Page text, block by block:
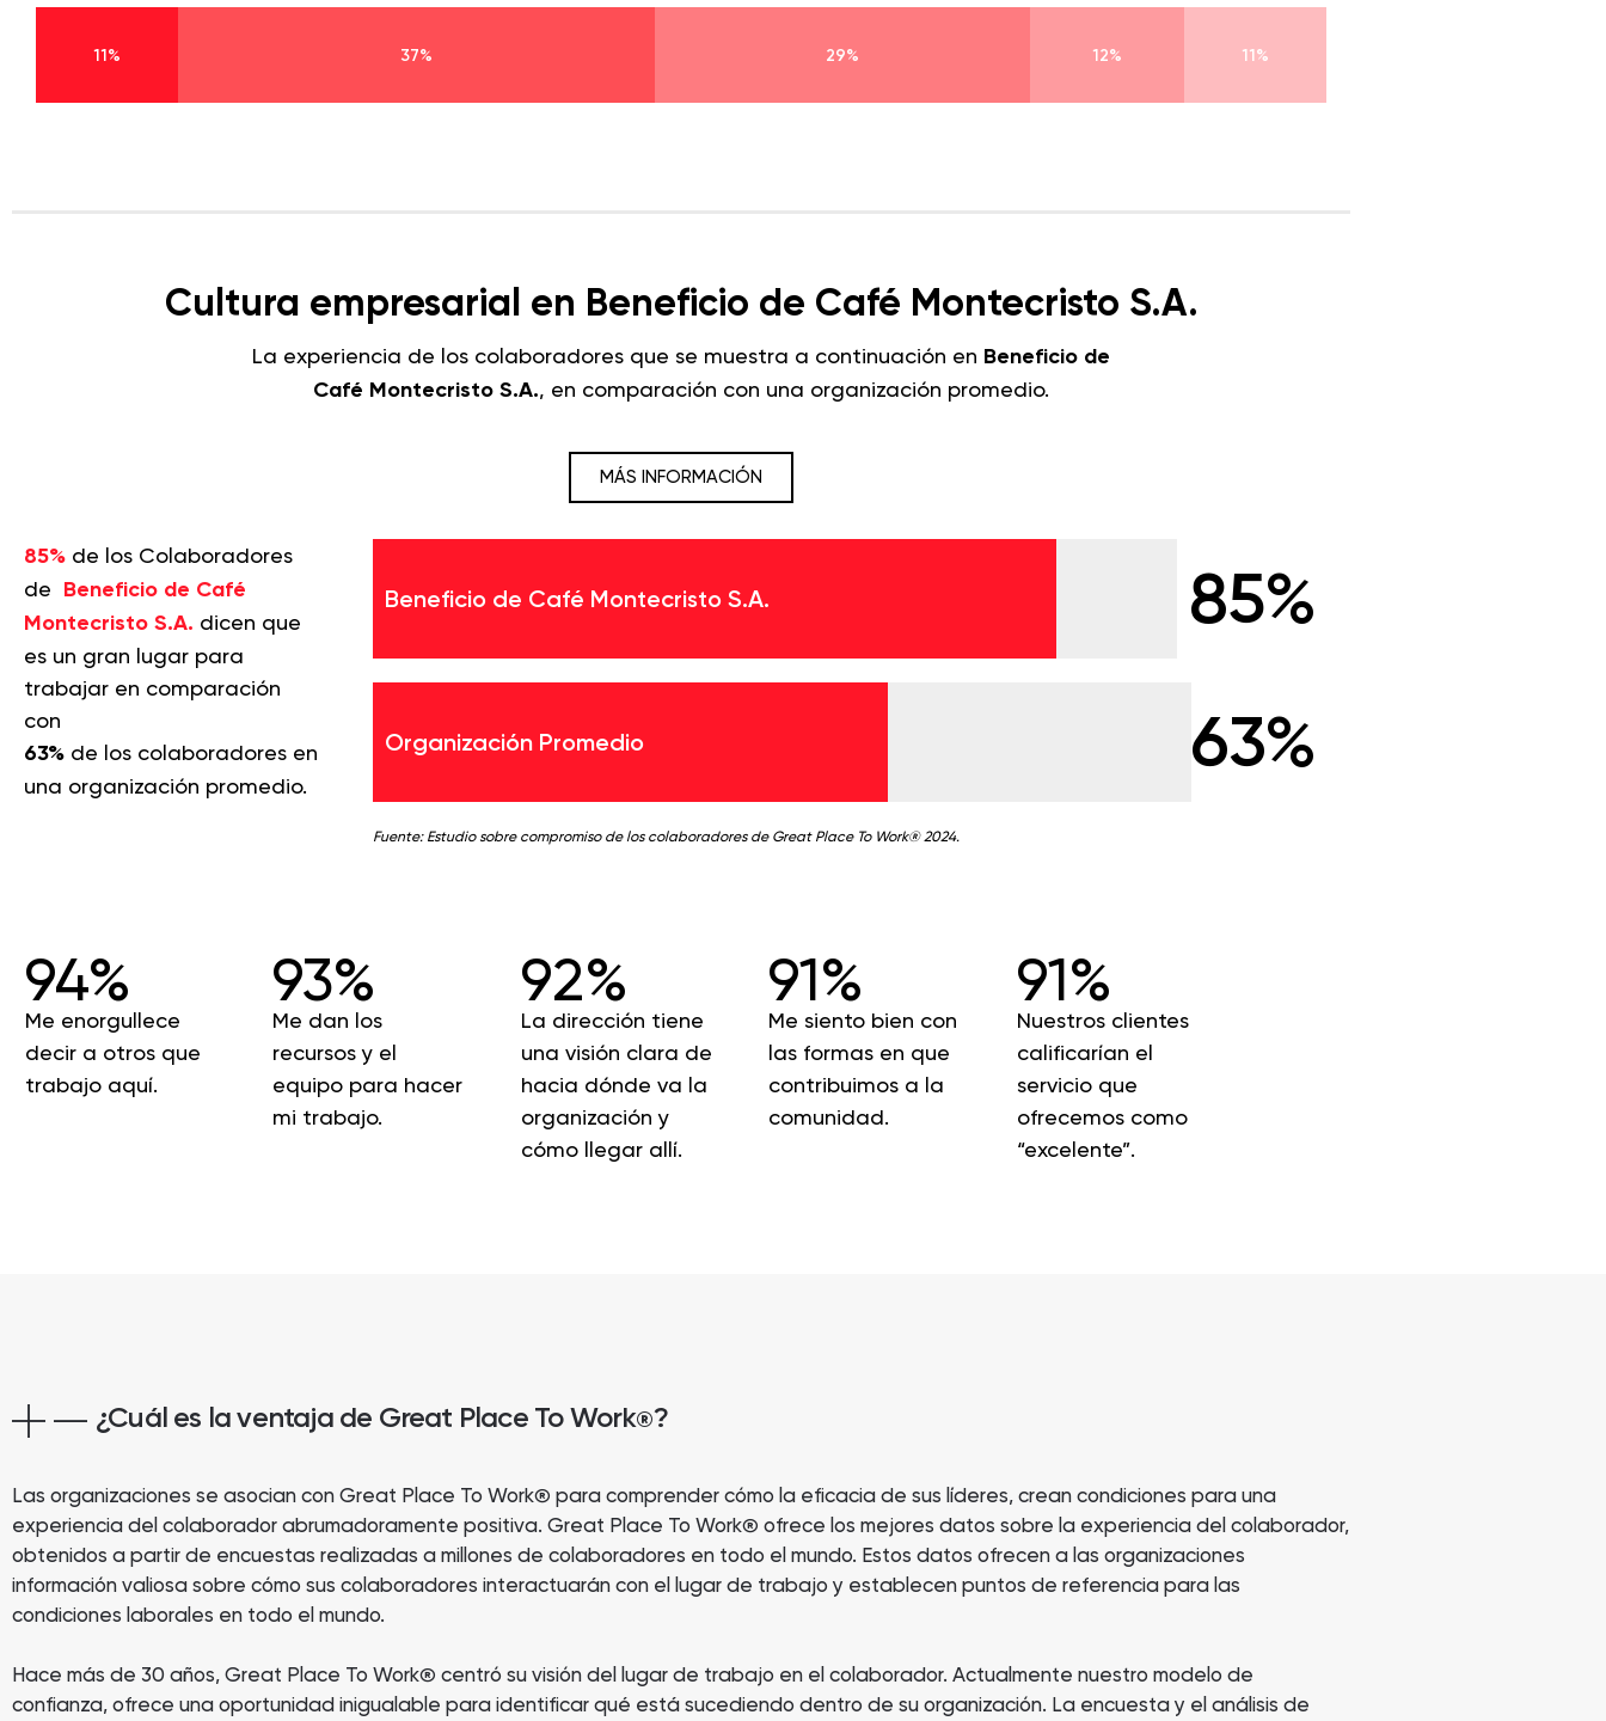
11% 37% 29% 12% 11%
Cultura empresarial en Beneficio de Café Montecristo S.A.
La experiencia de los colaboradores que se muestra a continuación en Beneficio de
Café Montecristo S.A., en comparación con una organización promedio.
MÁS INFORMACIÓN
85% de los Colaboradores
de Beneficio de Café
Montecristo S.A. dicen que
es un gran lugar para
trabajar en comparación
con
63% de los colaboradores en
una organización promedio.
Beneficio de Café Montecristo S.A. 85%
Organización Promedio 63%
Fuente: Estudio sobre compromiso de los colaboradores de Great Place To Work® 2024.
94%
Me enorgullece
decir a otros que
trabajo aquí.
93%
Me dan los
recursos y el
equipo para hacer
mi trabajo.
92%
La dirección tiene
una visión clara de
hacia dónde va la
organización y
cómo llegar allí.
91%
Me siento bien con
las formas en que
contribuimos a la
comunidad.
91%
Nuestros clientes
calificarían el
servicio que
ofrecemos como
“excelente”.
¿Cuál es la ventaja de Great Place To Work®?
Las organizaciones se asocian con Great Place To Work® para comprender cómo la eficacia de sus líderes, crean condiciones para una
experiencia del colaborador abrumadoramente positiva. Great Place To Work® ofrece los mejores datos sobre la experiencia del colaborador,
obtenidos a partir de encuestas realizadas a millones de colaboradores en todo el mundo. Estos datos ofrecen a las organizaciones
información valiosa sobre cómo sus colaboradores interactuarán con el lugar de trabajo y establecen puntos de referencia para las
condiciones laborales en todo el mundo.
Hace más de 30 años, Great Place To Work® centró su visión del lugar de trabajo en el colaborador. Actualmente nuestro modelo de
confianza, ofrece una oportunidad inigualable para identificar qué está sucediendo dentro de su organización. La encuesta y el análisis de